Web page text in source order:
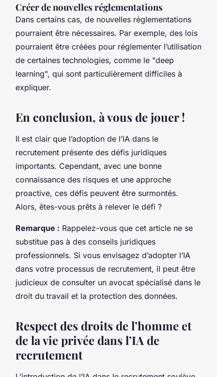
Créer de nouvelles réglementations
Dans certains cas, de nouvelles réglementations
pourraient être nécessaires. Par exemple, des lois
pourraient être créées pour réglementer l’utilisation
de certaines technologies, comme le "deep
learning", qui sont particulièrement difficiles à
expliquer.
En conclusion, à vous de jouer !
Il est clair que l’adoption de l’IA dans le
recrutement présente des défis juridiques
importants. Cependant, avec une bonne
connaissance des risques et une approche
proactive, ces défis peuvent être surmontés.
Alors, êtes-vous prêts à relever le défi ?
Remarque : Rappelez-vous que cet article ne se
substitue pas à des conseils juridiques
professionnels. Si vous envisagez d’adopter l’IA
dans votre processus de recrutement, il peut être
judicieux de consulter un avocat spécialisé dans le
droit du travail et la protection des données.
Respect des droits de l’homme et
de la vie privée dans l’IA de
recrutement